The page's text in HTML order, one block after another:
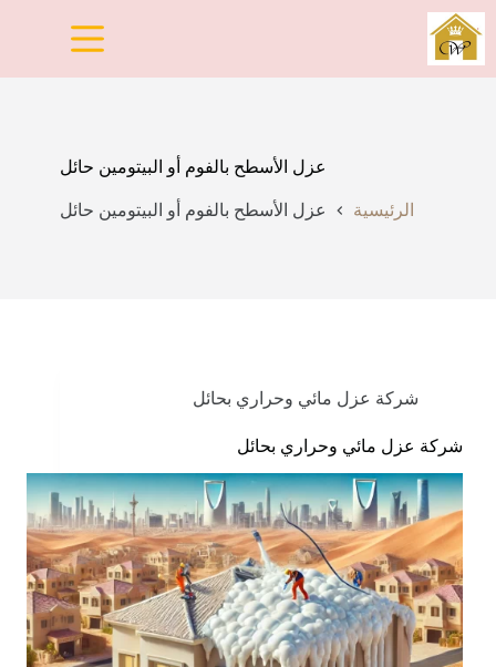
التجاوز
إلى
المحتوى
عزل الأسطح بالفوم أو البيتومين حائل
الرئيسية عزل الأسطح بالفوم أو البيتومين حائل
شركة عزل مائي وحراري بحائل
شركة عزل مائي وحراري بحائل